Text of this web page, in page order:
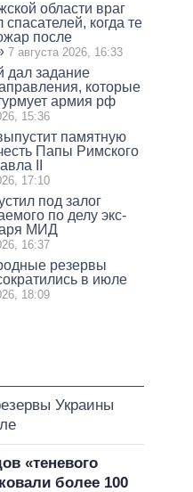
области враг
спасателей, когда те
после
7 августа 2026, 16:33
дал задание
которые
армия рф
15:36
памятную
Папы Римского
II
17:10
под залог
по делу экс-
МИД
16:37
резервы
в июле
18:09
Украины
«теневого
более 100